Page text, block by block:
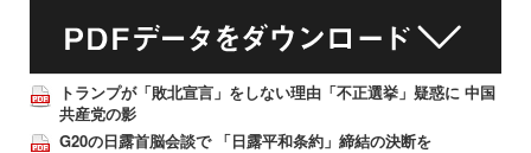
トランプが「敗北宣言」をしない理由「不正選挙」疑惑に 中国
共産党の影
G20の日露首脳会談で 「日露平和条約」締結の決断を